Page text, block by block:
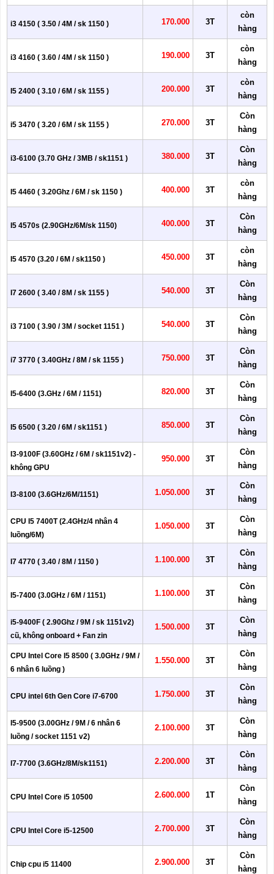
i3 4150 ( 3.50 / 4M / sk 1150 ) 170.000 3T
còn
hàng
i3 4160 ( 3.60 / 4M / sk 1150 ) 190.000 3T
còn
hàng
I5 2400 ( 3.10 / 6M / sk 1155 ) 200.000 3T
còn
hàng
i5 3470 ( 3.20 / 6M / sk 1155 ) 270.000 3T
Còn
hàng
i3-6100 (3.70 GHz / 3MB / sk1151 ) 380.000 3T
Còn
hàng
I5 4460 ( 3.20Ghz / 6M / sk 1150 ) 400.000 3T
còn
hàng
I5 4570s (2.90GHz/6M/sk 1150) 400.000 3T
Còn
hàng
I5 4570 (3.20 / 6M / sk1150 ) 450.000 3T
còn
hàng
I7 2600 ( 3.40 / 8M / sk 1155 ) 540.000 3T
Còn
hàng
i3 7100 ( 3.90 / 3M / socket 1151 ) 540.000 3T
Còn
hàng
i7 3770 ( 3.40GHz / 8M / sk 1155 ) 750.000 3T
Còn
hàng
I5-6400 (3.GHz / 6M / 1151) 820.000 3T
Còn
hàng
I5 6500 ( 3.20 / 6M / sk1151 ) 850.000 3T
Còn
hàng
I3-9100F (3.60GHz / 6M / sk1151v2) -
không GPU
950.000 3T
Còn
hàng
I3-8100 (3.6GHz/6M/1151) 1.050.000 3T
Còn
hàng
CPU I5 7400T (2.4GHz/4 nhân 4
luồng/6M)
1.050.000 3T
Còn
hàng
I7 4770 ( 3.40 / 8M / 1150 ) 1.100.000 3T
Còn
hàng
I5-7400 (3.0GHz / 6M / 1151) 1.100.000 3T
Còn
hàng
i5-9400F ( 2.90Ghz / 9M / sk 1151v2)
cũ, không onboard + Fan zin
1.500.000 3T
Còn
hàng
CPU Intel Core I5 8500 ( 3.0GHz / 9M /
6 nhân 6 luồng )
1.550.000 3T
Còn
hàng
CPU intel 6th Gen Core i7-6700 1.750.000 3T
Còn
hàng
I5-9500 (3.00GHz / 9M / 6 nhân 6
luồng / socket 1151 v2)
2.100.000 3T
Còn
hàng
I7-7700 (3.6GHz/8M/sk1151) 2.200.000 3T
Còn
hàng
CPU Intel Core i5 10500 2.600.000 1T
Còn
hàng
CPU Intel Core i5-12500 2.700.000 3T
Còn
hàng
Chip cpu i5 11400 2.900.000 3T
Còn
hàng